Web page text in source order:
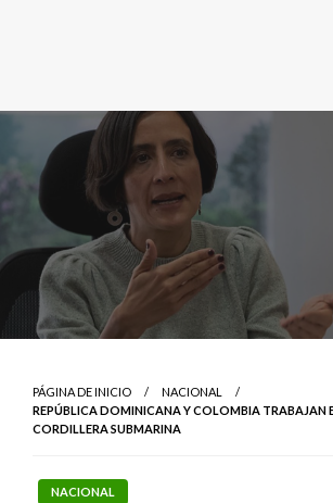
PÁGINA DE INICIO
NACIONAL
REPÚBLICA DOMINICANA Y COLOMBIA TRABAJAN
CORDILLERA SUBMARINA
NACIONAL